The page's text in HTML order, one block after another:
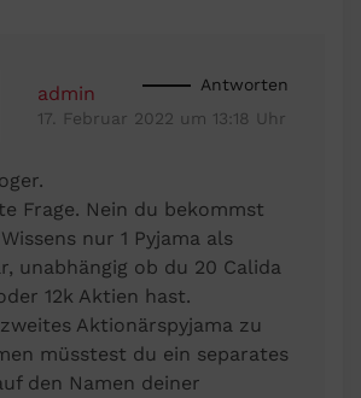
admin
17. Februar 2022 um 13:18 Uhr
Antworten
Frage. Nein du bekommst
nur 1 Pyjama als
unabhängig ob du 20 Calida
12k Aktien hast.
Aktionärspyjama zu
müsstest du ein separates
den Namen deiner